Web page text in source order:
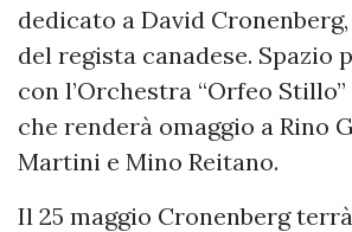
dedicato a David
del regista canadese. Spazio
con l’Orchestra “Orfeo
che renderà omaggio a Rino
Martini e Mino Reitano.
Il 25 maggio Cronenberg